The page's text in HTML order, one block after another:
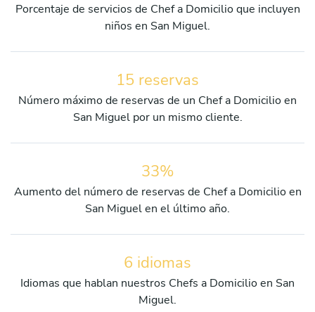
Porcentaje de servicios de Chef a Domicilio que incluyen
niños en San Miguel.
15 reservas
Número máximo de reservas de un Chef a Domicilio en
San Miguel por un mismo cliente.
33%
Aumento del número de reservas de Chef a Domicilio en
San Miguel en el último año.
6 idiomas
Idiomas que hablan nuestros Chefs a Domicilio en San
Miguel.